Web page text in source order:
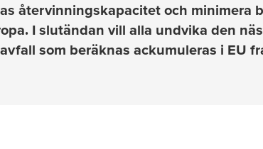
återvinningskapacitet och minimera
I slutändan vill alla undvika den
som beräknas ackumuleras i EU